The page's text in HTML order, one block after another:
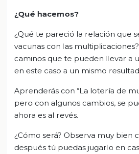
¿Qué hacemos?
¿Qué te pareció la relación que
vacunas con las
caminos que te pueden llevar a
en este caso a un mismo
Aprenderás con “L a lotería de
pero con algunos cambios, se
ahora es al revés.
¿Cómo será? Observa muy bien
después tú puedas jugarlo en